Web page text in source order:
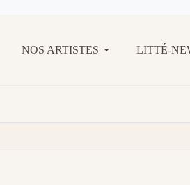
NOS ARTISTES LITTÉ-